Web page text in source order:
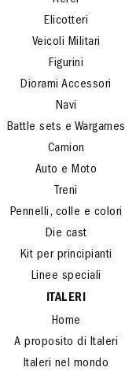
Elicotteri
Veicoli Militari
Figurini
Diorami Accessori
Navi
Battle sets e Wargames
Camion
Auto e Moto
Treni
Pennelli, colle e colori
Die cast
Kit per principianti
Linee speciali
ITALERI
Home
A proposito di Italeri
Italeri nel mondo